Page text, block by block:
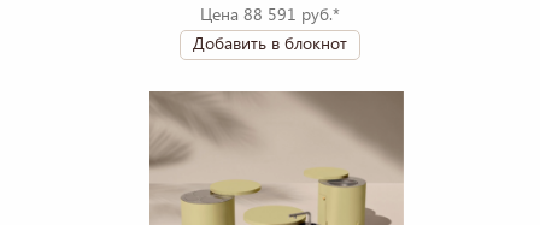
Цена 88 591 руб.*
Добавить в блокнот